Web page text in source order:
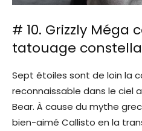
# 10. Grizzly Méga
tatouage
Sept étoiles sont de loin la
reconnaissable dans le ciel
Bear. À cause du mythe
bien-aimé Callisto en la